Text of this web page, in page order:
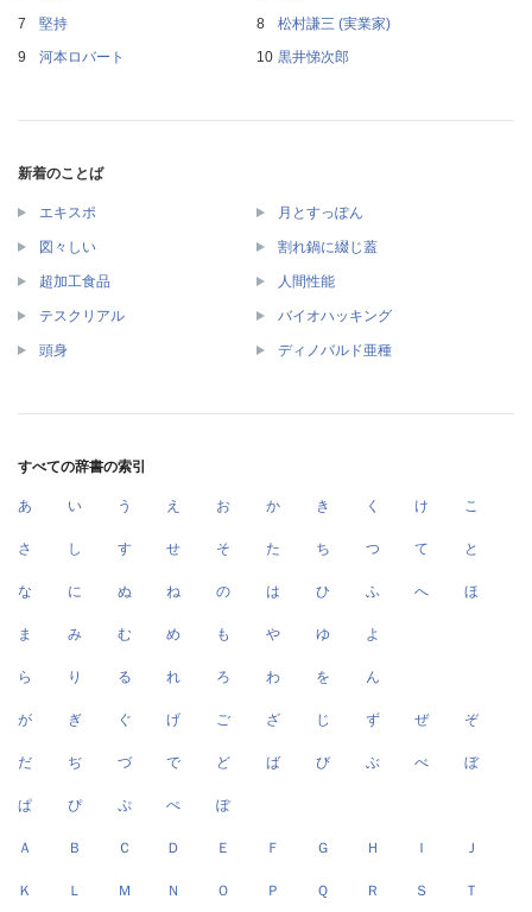
堅持
松村謙三 (実業家)
河本ロバート
黒井悌次郎
新着のことば
エキスポ 月とすっぽん
図々しい 割れ鍋に綴じ蓋
超加工食品 人間性能
テスクリアル バイオハッキング
頭身 ディノバルド亜種
すべての辞書の索引
あ い う え お か き く け こ
さ し す せ そ た ち つ て と
な に ぬ ね の は ひ ふ へ ほ
ま み む め も や ゆ よ
ら り る れ ろ わ を ん
が ぎ ぐ げ ご ざ じ ず ぜ ぞ
だ ぢ づ で ど ば び ぶ べ ぼ
ぱ ぴ ぷ ぺ ぽ
Ａ Ｂ Ｃ Ｄ Ｅ Ｆ Ｇ Ｈ Ｉ Ｊ
Ｋ Ｌ Ｍ Ｎ Ｏ Ｐ Ｑ Ｒ Ｓ Ｔ